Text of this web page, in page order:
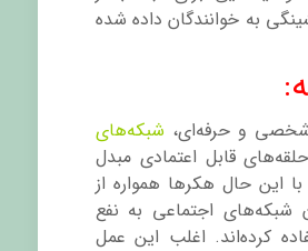
به خوانندگان داده شده
شخصی و حرفه‌ای، شبکه‌های
قابل اعتمادی مبدل
این حال هکرها همواره از
شبکه‌های اجتماعی به نفع
کرده‌اند. اغلب این عمل